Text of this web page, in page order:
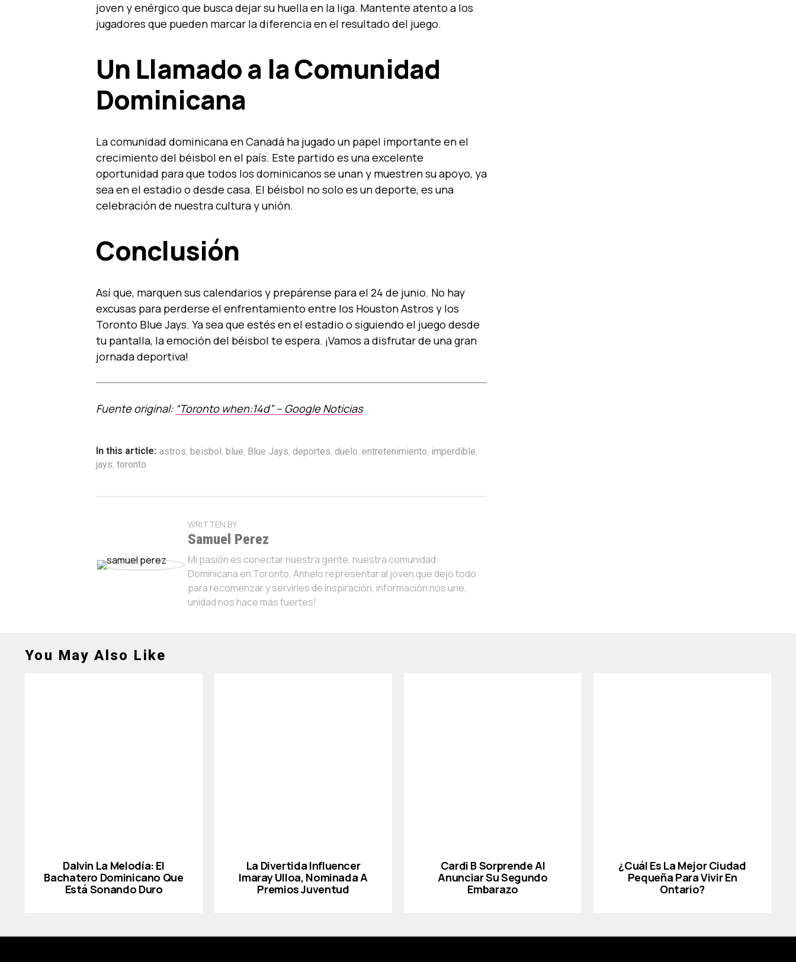
joven y enérgico que busca dejar su huella en la liga. Mantente atento a los
jugadores que pueden marcar la diferencia en el resultado del juego.
Un Llamado a la Comunidad
Dominicana
La comunidad dominicana en Canadá ha jugado un papel importante en el
crecimiento del béisbol en el país. Este partido es una excelente
oportunidad para que todos los dominicanos se unan y muestren su apoyo, ya
sea en el estadio o desde casa. El béisbol no solo es un deporte, es una
celebración de nuestra cultura y unión.
Conclusión
Así que, marquen sus calendarios y prepárense para el 24 de junio. No hay
excusas para perderse el enfrentamiento entre los Houston Astros y los
Toronto Blue Jays. Ya sea que estés en el estadio o siguiendo el juego desde
tu pantalla, la emoción del béisbol te espera. ¡Vamos a disfrutar de una gran
jornada deportiva!
Fuente original: “Toronto when:14d” – Google Noticias
In this article: astros, beisbol, blue, Blue Jays, deportes, duelo, entretenimiento, imperdible,
jays, toronto
WRITTEN BY
Samuel Perez
Mi pasión es conectar nuestra gente, nuestra comunidad
Dominicana en Toronto, Anhelo representar al joven que dejo todo
para recomenzar y servirles de inspiración, información nos une,
unidad nos hace más fuertes!
You May Also Like
Dalvin La Melodía: El
Bachatero Dominicano Que
Está Sonando Duro
La Divertida Influencer
Imaray Ulloa, Nominada A
Premios Juventud
Cardi B Sorprende Al
Anunciar Su Segundo
Embarazo
¿Cuál Es La Mejor Ciudad
Pequeña Para Vivir En
Ontario?